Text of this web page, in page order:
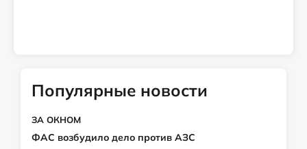
Популярные новости
ЗА ОКНОМ
ФАС возбудило дело против АЗС